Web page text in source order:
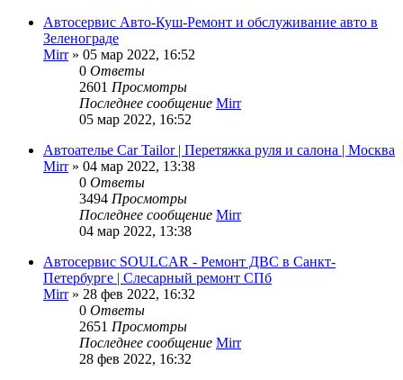
Автосервис Авто-Куш-Ремонт и обслуживание авто в
Зеленограде
Mirr» 05 мар 2022, 16:52
0 Ответы
2601 Просмотры
Последнее сообщение Mirr
05 мар 2022, 16:52
Автоателье Car Tailor | Перетяжка руля и салона | Москва
Mirr» 04 мар 2022, 13:38
0 Ответы
3494 Просмотры
Последнее сообщение Mirr
04 мар 2022, 13:38
Автосервис SOULCAR - Ремонт ДВС в Санкт-
Петербурге | Слесарный ремонт СПб
Mirr» 28 фев 2022, 16:32
0 Ответы
2651 Просмотры
Последнее сообщение Mirr
28 фев 2022, 16:32